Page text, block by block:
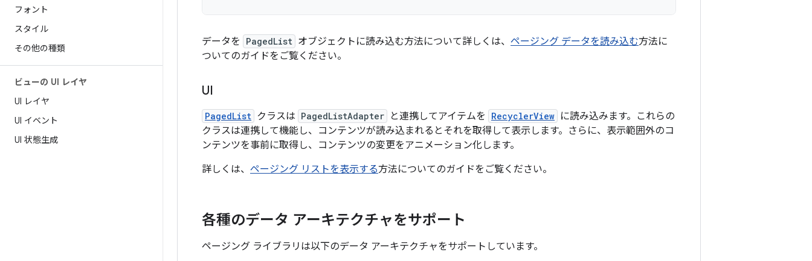
フォント
スタイル
その他の種類
ビューの UI レイヤ
UI レイヤ
UI イベント
UI 状態生成
データを PagedList オブジェクトに読み込む方法について詳しくは、 ページング データを読み込む方法に
ついてのガイドをご覧ください。
UI
PagedList クラスは PagedListAdapter と連携してアイテムを RecyclerView に読み込みます。これらの
クラスは連携して機能し、コンテンツが読み込まれるとそれを取得して表示します。さらに、表示範囲外のコ
ンテンツを事前に取得し、コンテンツの変更をアニメーション化します。
詳しくは、 ページング リストを表示する方法についてのガイドをご覧ください。
各種のデータ アーキテクチャをサポート
ページング ライブラリは以下のデータ アーキテクチャをサポートしています。